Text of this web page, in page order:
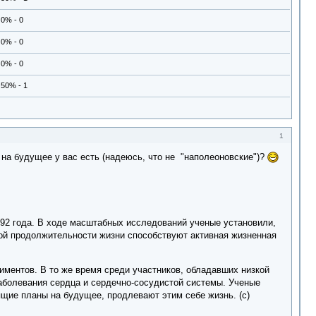
0% - 0
0% - 0
0% - 0
50% - 1
1
будущее у вас есть (надеюсь, что не "наполеоновские")?
года. В ходе масштабных исследований ученые установили,
продолжительности жизни способствуют активная жизненная
В то же время среди участников, обладавших низкой
сердца и сердечно-сосудистой системы. Ученые
планы на будущее, продлевают этим себе жизнь. (с)